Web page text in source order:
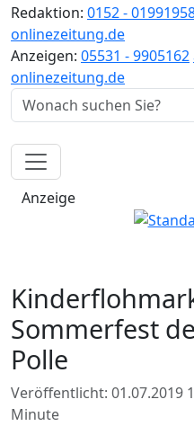
Redaktion: 0152 -
onlinezeitung.de
Anzeigen: 05531 - 9905162
onlinezeitung.de
Anzeige
Sommerfest
Polle
Veröffentlicht: 01.07.2019
Minute